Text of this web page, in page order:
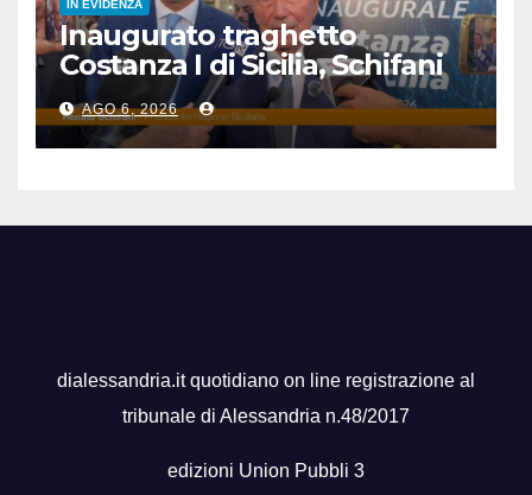
IN EVIDENZA
Inaugurato traghetto
Costanza I di Sicilia, Schifani
“Mantenuto impegni presi”
AGO 6, 2026
dialessandria.it quotidiano on line registrazione al
tribunale di Alessandria n.48/2017
edizioni Union Pubbli 3